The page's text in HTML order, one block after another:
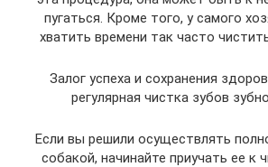
пугаться. Кроме того, у самого
хватить времени так часто
Залог успеха и сохранения
регулярная чистка зубов
Если вы решили осуществлять
собакой, начинайте приучать ее к